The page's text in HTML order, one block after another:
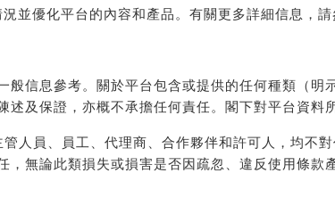
並優化平台的內容和產品。有關更多詳細信息，請
般信息參考。關於平台包含或提供的任何種類（
及保證，亦概不承擔任何責任。閣下對平台資料
人員、員工、代理商、合作夥伴和許可人，均不
，無論此類損失或損害是否因疏忽、違反使用條